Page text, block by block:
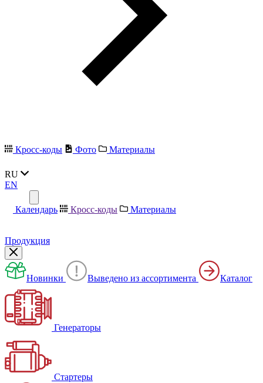
Кросс-коды Фото Материалы
RU
EN
Календарь Кросс-коды Материалы
Продукция
Новинки Выведено из ассортимента Каталог
Генераторы
Стартеры